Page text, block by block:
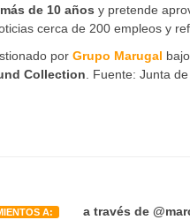
de 10 años y pretende
cerca de 200 empleos y
por Grupo Marugal
Collection. Fuente: Junta
A: a través de